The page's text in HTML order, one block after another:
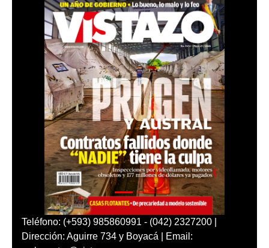
Teléfono: (+593) 985860991 - (042) 2327200 |
Dirección: Aguirre 734 y Boyacá | Email: